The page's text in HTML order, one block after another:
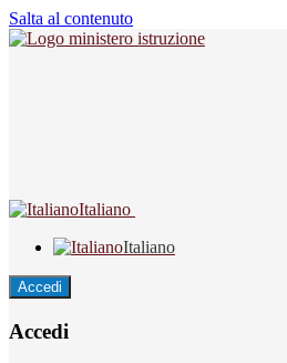
Salta al contenuto
Italiano
Italiano
Accedi
Accedi